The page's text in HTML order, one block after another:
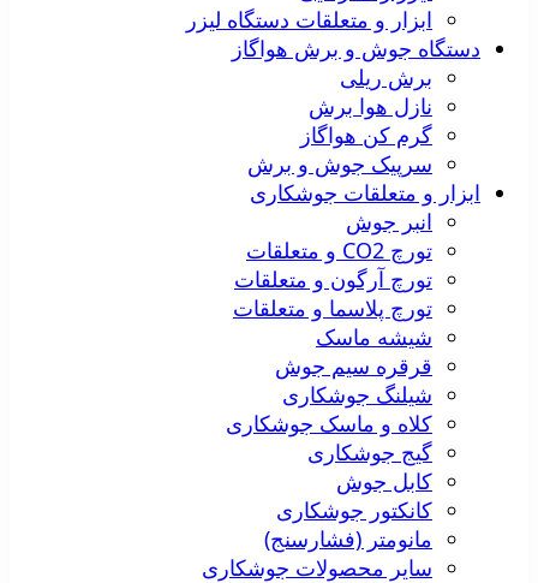
ابزار و متعلقات دستگاه لیزر
دستگاه جوش و برش هواگاز
برش ریلی
نازل هوا برش
گرم کن هواگاز
سرپیک جوش و برش
ابزار و متعلقات جوشکاری
انبر جوش
تورچ CO2 و متعلقات
تورچ آرگون و متعلقات
تورچ پلاسما و متعلقات
شیشه ماسک
قرقره سیم جوش
شیلنگ جوشکاری
کلاه و ماسک جوشکاری
گیج جوشکاری
کابل جوش
کانکتور جوشکاری
مانومتر (فشارسنج)
سایر محصولات جوشکاری